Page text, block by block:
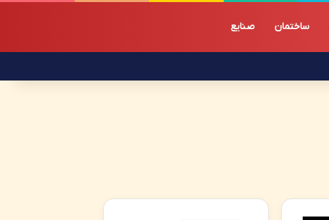
ساختمان صنایع